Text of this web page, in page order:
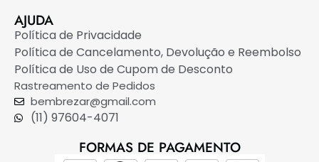
AJUDA
Política de Privacidade
Política de Cancelamento, Devolução e Reembolso
Política de Uso de Cupom de Desconto
Rastreamento de Pedidos
bembrezar@gmail.com
(11) 97604-4071
FORMAS DE PAGAMENTO